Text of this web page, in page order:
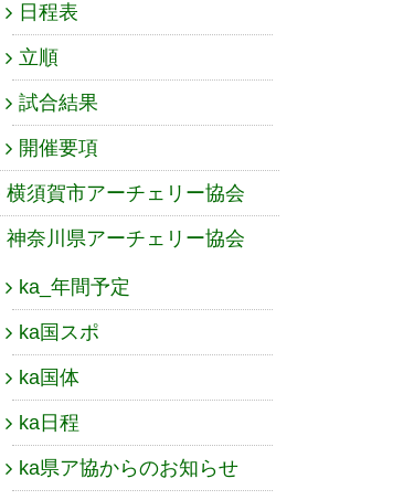
日程表
立順
試合結果
開催要項
横須賀市アーチェリー協会
神奈川県アーチェリー協会
ka_年間予定
ka国スポ
ka国体
ka日程
ka県ア協からのお知らせ